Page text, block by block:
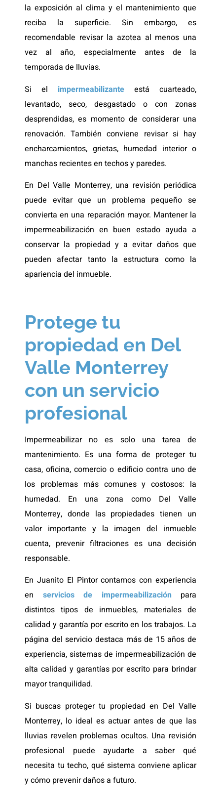
la exposición al clima y el mantenimiento que
reciba la superficie. Sin embargo, es
recomendable revisar la azotea al menos una
vez al año, especialmente antes de la
temporada de lluvias.
Si el impermeabilizante está cuarteado,
levantado, seco, desgastado o con zonas
desprendidas, es momento de considerar una
renovación. También conviene revisar si hay
encharcamientos, grietas, humedad interior o
manchas recientes en techos y paredes.
En Del Valle Monterrey, una revisión periódica
puede evitar que un problema pequeño se
convierta en una reparación mayor. Mantener la
impermeabilización en buen estado ayuda a
conservar la propiedad y a evitar daños que
pueden afectar tanto la estructura como la
apariencia del inmueble.
Protege tu
propiedad en Del
Valle Monterrey
con un servicio
profesional
Impermeabilizar no es solo una tarea de
mantenimiento. Es una forma de proteger tu
casa, oficina, comercio o edificio contra uno de
los problemas más comunes y costosos: la
humedad. En una zona como Del Valle
Monterrey, donde las propiedades tienen un
valor importante y la imagen del inmueble
cuenta, prevenir filtraciones es una decisión
responsable.
En Juanito El Pintor contamos con experiencia
en servicios de impermeabilización para
distintos tipos de inmuebles, materiales de
calidad y garantía por escrito en los trabajos. La
página del servicio destaca más de 15 años de
experiencia, sistemas de impermeabilización de
alta calidad y garantías por escrito para brindar
mayor tranquilidad.
Si buscas proteger tu propiedad en Del Valle
Monterrey, lo ideal es actuar antes de que las
lluvias revelen problemas ocultos. Una revisión
profesional puede ayudarte a saber qué
necesita tu techo, qué sistema conviene aplicar
y cómo prevenir daños a futuro.